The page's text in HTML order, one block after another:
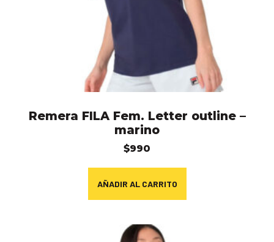
Remera FILA Fem. Letter outline –
marino
$990
AÑADIR AL CARRITO